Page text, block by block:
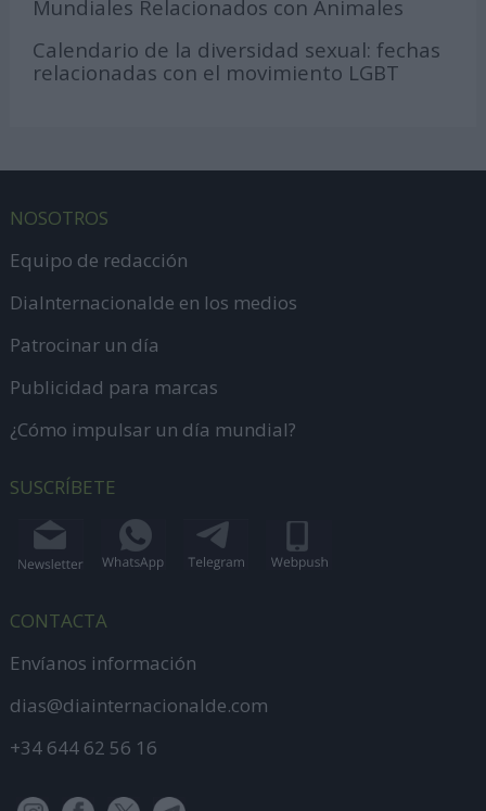
Mundiales Relacionados con Animales
Calendario de la diversidad sexual: fechas
relacionadas con el movimiento LGBT
NOSOTROS
Equipo de redacción
DiaInternacionalde en los medios
Patrocinar un día
Publicidad para marcas
¿Cómo impulsar un día mundial?
SUSCRÍBETE
CONTACTA
Envíanos información
dias@diainternacionalde.com
+34 644 62 56 16